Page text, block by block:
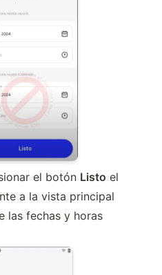
el botón Listo el
a la vista principal
las fechas y horas